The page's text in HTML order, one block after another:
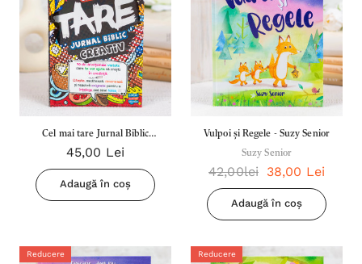
Cel mai tare Jurnal Biblic
Creativ - Ediție dedicată
băieților!
45,00 Lei
Adaugă în coș
Vulpoi și Regele - Suzy Senior
Suzy Senior
42,00lei 38,00 Lei
Adaugă în coș
Reducere Reducere